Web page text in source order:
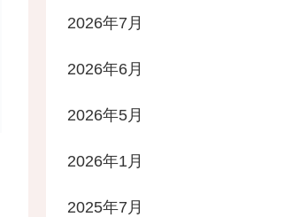
2026年7月
2026年6月
2026年5月
2026年1月
2025年7月